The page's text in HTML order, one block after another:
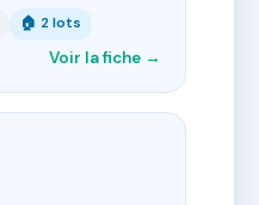
🏠 2 lots
Voir la fiche →